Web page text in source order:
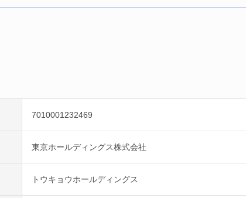
7010001232469
東京ホールディングス株式会社
トウキョウホールディングス